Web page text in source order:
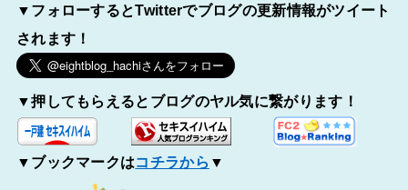
▼フォローするとTwitterでブログの更新情報がツイート
されます！
▼押してもらえるとブログのヤル気に繋がります！
▼ブックマークはコチラから ▼